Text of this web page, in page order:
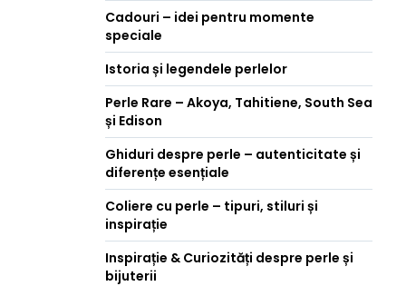
Cadouri – idei pentru momente
speciale
Istoria și legendele perlelor
Perle Rare – Akoya, Tahitiene, South Sea
și Edison
Ghiduri despre perle – autenticitate și
diferențe esențiale
Coliere cu perle – tipuri, stiluri și
inspirație
Inspirație & Curiozități despre perle și
bijuterii